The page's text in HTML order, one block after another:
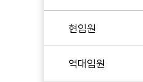
현임원
역대임원